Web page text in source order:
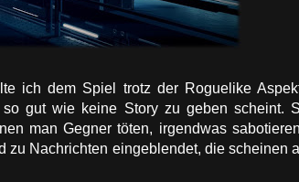
ich dem Spiel trotz der Roguelike
gut wie keine Story zu geben scheint.
man Gegner töten, irgendwas
Nachrichten eingeblendet, die scheinen